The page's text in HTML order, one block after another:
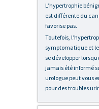
L’hypertrophie
est différente du
favorise pas.
Toutefois,
symptomatique et
se développer
jamais été informé
urologue peut vous
pour des troubles